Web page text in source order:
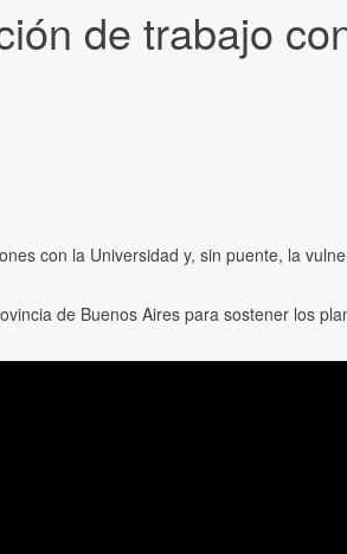
de trabajo
con la Universidad y, sin puente, la
de Buenos Aires para sostener los